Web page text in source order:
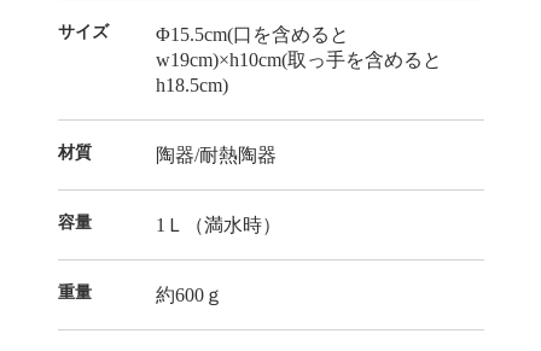
サイズ
Φ15.5cm(口を含めると
w19cm)×h10cm(取っ手を含めると
h18.5cm)
材質 陶器/耐熱陶器
容量 1Ｌ（満水時）
重量 約600ｇ